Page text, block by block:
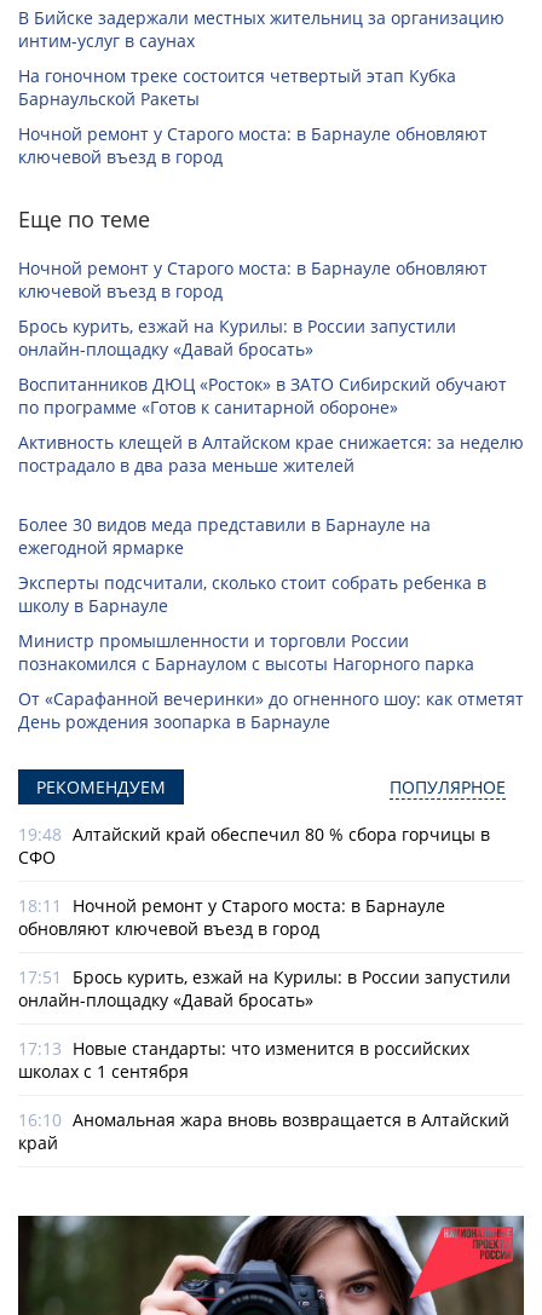
В Бийске задержали местных жительниц за организацию
интим-услуг в саунах
На гоночном треке состоится четвертый этап Кубка
Барнаульской Ракеты
Ночной ремонт у Старого моста: в Барнауле обновляют
ключевой въезд в город
Еще по теме
Ночной ремонт у Старого моста: в Барнауле обновляют
ключевой въезд в город
Брось курить, езжай на Курилы: в России запустили
онлайн-­площадку «Давай бросать»
Воспитанников ДЮЦ «Росток» в ЗАТО Сибирский обучают
по программе «Готов к санитарной обороне»
Активность клещей в Алтайском крае снижается: за неделю
пострадало в два раза меньше жителей
Более 30 видов меда представили в Барнауле на
ежегодной ярмарке
Эксперты подсчитали, сколько стоит собрать ребенка в
школу в Барнауле
Министр промышленности и торговли России
познакомился с Барнаулом с высоты Нагорного парка
От «Сарафанной вечеринки» до огненного шоу: как отметят
День рождения зоопарка в Барнауле
РЕКОМЕНДУЕМ ПОПУЛЯРНОЕ
19:48 Алтайский край обеспечил 80 % сбора горчицы в
СФО
18:11
Ночной ремонт у Старого моста: в Барнауле
обновляют ключевой въезд в город
17:51
Брось курить, езжай на Курилы: в России запустили
онлайн-­площадку «Давай бросать»
17:13 Новые стандарты: что изменится в российских
школах с 1 сентября
16:10 Аномальная жара вновь возвращается в Алтайский
край